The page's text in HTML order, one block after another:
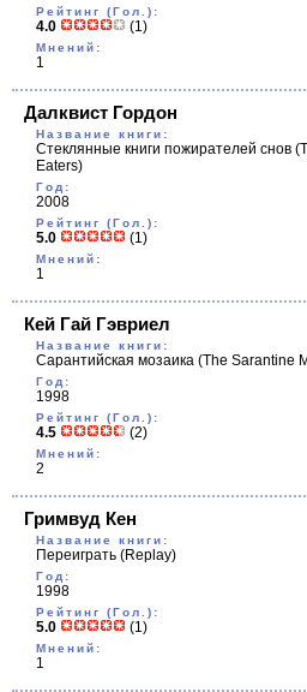
Рейтинг (Гол.):
4.0 (1)
Мнений:
1
Далквист Гордон
Название книги:
Стеклянные книги пожирателей снов
Eaters)
Год:
2008
Рейтинг (Гол.):
5.0 (1)
Мнений:
1
Кей Гай Гэвриел
Название книги:
Сарантийская мозаика (The Sarantine
Год:
1998
Рейтинг (Гол.):
4.5 (2)
Мнений:
2
Гримвуд Кен
Название книги:
Переиграть (Replay)
Год:
1998
Рейтинг (Гол.):
5.0 (1)
Мнений:
1